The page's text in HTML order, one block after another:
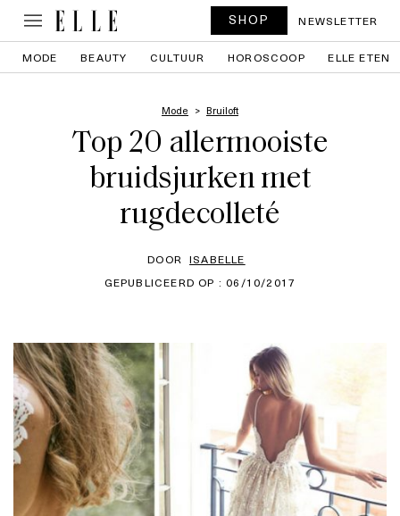
SHOP NEWSLETTER
MODE BEAUTY CULTUUR HOROSCOOP ELLE ETEN
Mode Bruiloft
Top 20 allermooiste
bruidsjurken met
rugdecolleté
DOOR ISABELLE
GEPUBLICEERD OP : 06/10/2017